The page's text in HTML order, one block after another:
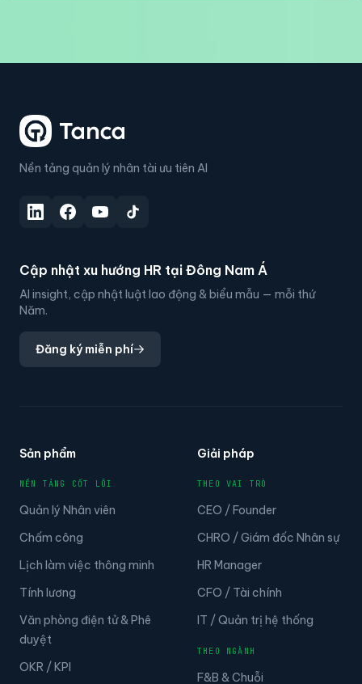
Nền tảng quản lý nhân tài ưu tiên AI
Cập nhật xu hướng HR tại Đông Nam Á
AI insight, cập nhật luật lao động & biểu mẫu — mỗi thứ
Năm.
Đăng ký miễn phí
Sản phẩm
NỀN TẢNG CỐT LÕI
Quản lý Nhân viên
Chấm công
Lịch làm việc thông minh
Tính lương
Văn phòng điện tử & Phê
duyệt
OKR / KPI
Giải pháp
THEO VAI TRÒ
CEO / Founder
CHRO / Giám đốc Nhân sự
HR Manager
CFO / Tài chính
IT / Quản trị hệ thống
THEO NGÀNH
F&B & Chuỗi